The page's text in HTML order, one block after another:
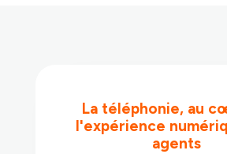
La téléphonie, au
l'expérience
agents